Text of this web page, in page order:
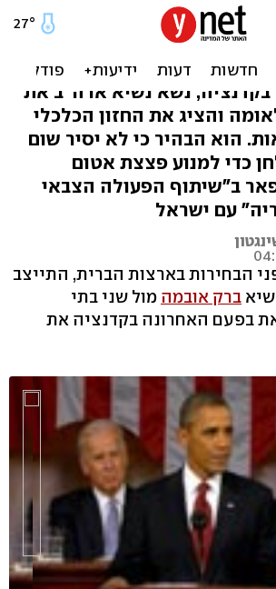
לא מסיר אף
איראן
נשא נשיא ארה"ב את
והציג את החזון הכלכלי
הוא הבהיר כי לא יסיר שום
כדי למנוע פצצת אטום
ב"שיתוף הפעולה הצבאי
עם ישראל
הבחירות בארצות הברית, התייצב
ברק אובמה מול שני בתי
בפעם האחרונה בקדנציה את